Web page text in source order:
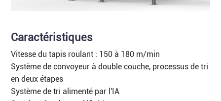
Caractéristiques
Vitesse du tapis roulant : 150 à 180 m/min
Système de convoyeur à double couche, processus de tri
en deux étapes
Système de tri alimenté par l'IA